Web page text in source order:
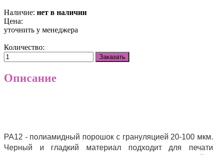
Наличие: нет в наличии
Цена:
уточнить у менеджера
Количество:
Заказать
Описание
PA12 - полиамидный порошок с грануляцией 20-100 мкм.
Черный и гладкий материал подходит для печати